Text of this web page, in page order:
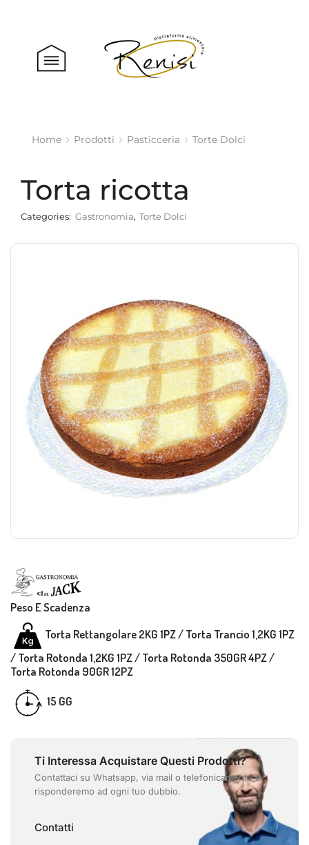
Home Prodotti Pasticceria Torte Dolci
Torta ricotta
Categories: Gastronomia, Torte Dolci
Peso E Scadenza
Torta Rettangolare 2KG 1PZ /Torta Trancio 1,2KG 1PZ
/Torta Rotonda 1,2KG 1PZ / Torta Rotonda 350GR 4PZ /
Torta Rotonda 90GR 12PZ
15 GG
Ti Interessa Acquistare Questi Prodotti?
Contattaci su Whatsapp, via mail o telefonicamente e
risponderemo ad ogni tuo dubbio.
Contatti